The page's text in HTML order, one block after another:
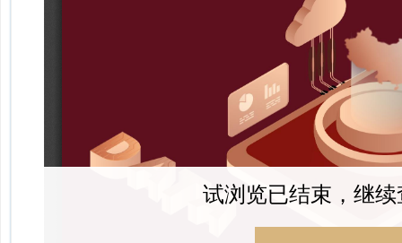
试浏览已结束，继续